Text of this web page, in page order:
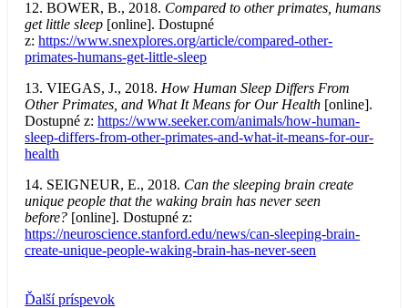
12. BOWER, B., 2018. Compared to other primates, humans
get little sleep [online]. Dostupné
z:https://www.snexplores.org/article/compared-other-
primates-humans-get-little-sleep
13. VIEGAS, J., 2018. How Human Sleep Differs From
Other Primates, and What It Means for Our Health [online].
Dostupné z:https://www.seeker.com/animals/how-human-
sleep-differs-from-other-primates-and-what-it-means-for-our-
health
14. SEIGNEUR, E., 2018. Can the sleeping brain create
unique people that the waking brain has never seen
before? [online]. Dostupné z:
https://neuroscience.stanford.edu/news/can-sleeping-brain-
create-unique-people-waking-brain-has-never-seen
Ďalší príspevok